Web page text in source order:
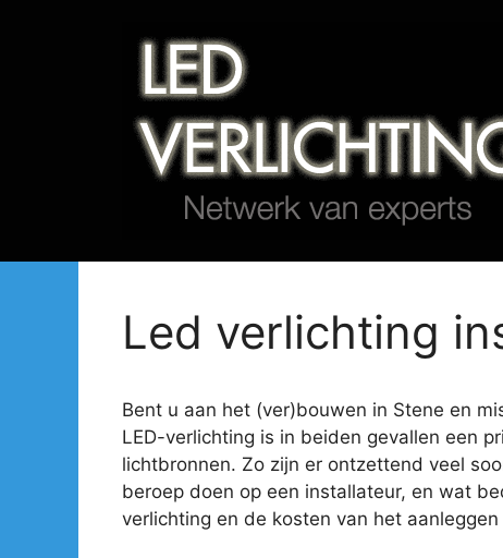
Led verlichting
Bent u aan het (ver)bouwen in Stene en
LED-verlichting is in beiden gevallen een
lichtbronnen. Zo zijn er ontzettend veel
beroep doen op een installateur, en wat
verlichting en de kosten van het aanleggen